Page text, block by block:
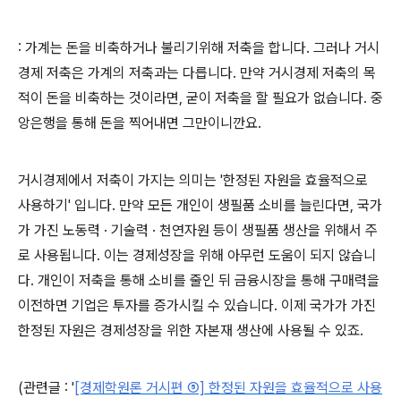
: 가계는 돈을 비축하거나 불리기위해 저축을 합니다. 그러나 거시
경제 저축은 가계의 저축과는 다릅니다. 만약 거시경제 저축의 목
적이 돈을 비축하는 것이라면, 굳이 저축을 할 필요가 없습니다. 중
앙은행을 통해 돈을 찍어내면 그만이니깐요.
거시경제에서 저축이 가지는 의미는 '한정된 자원을 효율적으로
사용하기' 입니다. 만약 모든 개인이 생필품 소비를 늘린다면, 국가
가 가진 노동력 · 기술력 · 천연자원 등이 생필품 생산을 위해서 주
로 사용됩니다. 이는 경제성장을 위해 아무런 도움이 되지 않습니
다. 개인이 저축을 통해 소비를 줄인 뒤 금융시장을 통해 구매력을
이전하면 기업은 투자를 증가시킬 수 있습니다. 이제 국가가 가진
한정된 자원은 경제성장을 위한 자본재 생산에 사용될 수 있죠.
(관련글 : ' [경제학원론 거시편 ⑤] 한정된 자원을 효율적으로 사용